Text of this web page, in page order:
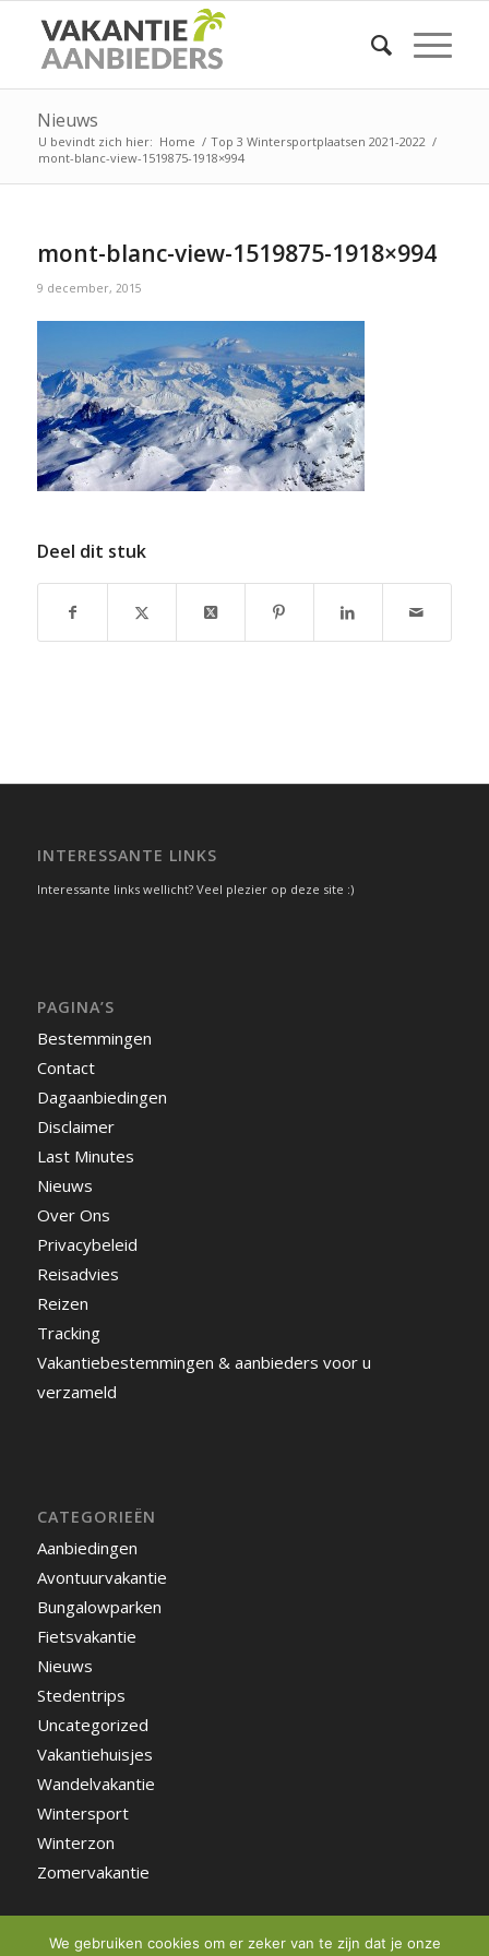
Nieuws
U bevindt zich hier: Home / Top 3 Wintersportplaatsen 2021-2022 /
mont-blanc-view-1519875-1918×994
mont-blanc-view-1519875-1918×994
9 december, 2015
Deel dit stuk
INTERESSANTE LINKS
Interessante links wellicht? Veel plezier op deze site :)
PAGINA’S
Bestemmingen
Contact
Dagaanbiedingen
Disclaimer
Last Minutes
Nieuws
Over Ons
Privacybeleid
Reisadvies
Reizen
Tracking
Vakantiebestemmingen & aanbieders voor u
verzameld
CATEGORIEËN
Aanbiedingen
Avontuurvakantie
Bungalowparken
Fietsvakantie
Nieuws
Stedentrips
Uncategorized
Vakantiehuisjes
Wandelvakantie
Wintersport
Winterzon
Zomervakantie
We gebruiken cookies om er zeker van te zijn dat je onze